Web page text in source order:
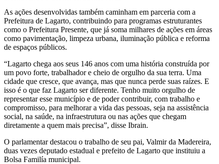
As ações desenvolvidas também caminham em parceria com a
Prefeitura de Lagarto, contribuindo para programas estruturantes
como o Prefeitura Presente, que já soma milhares de ações em áreas
como pavimentação, limpeza urbana, iluminação pública e reforma
de espaços públicos.
“Lagarto chega aos seus 146 anos com uma história construída por
um povo forte, trabalhador e cheio de orgulho da sua terra. Uma
cidade que cresce, que avança, mas que nunca perde suas raízes. E
isso é o que faz Lagarto ser diferente. Tenho muito orgulho de
representar esse município e de poder contribuir, com trabalho e
compromisso, para melhorar a vida das pessoas, seja na assistência
social, na saúde, na infraestrutura ou nas ações que chegam
diretamente a quem mais precisa”, disse Ibrain.
O parlamentar destacou o trabalho de seu pai, Valmir da Madereira,
duas vezes deputado estadual e prefeito de Lagarto que instituiu a
Bolsa Familía municipal.